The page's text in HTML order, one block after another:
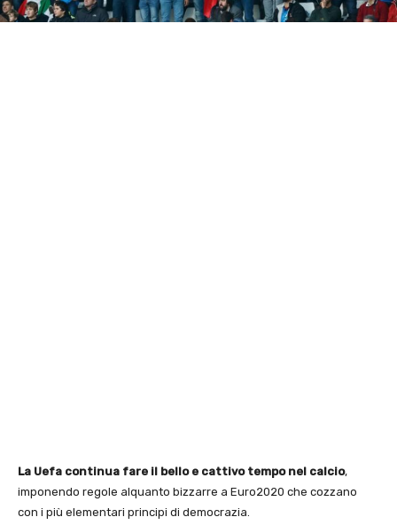
La Uefa continua fare il bello e cattivo tempo nel calcio,
imponendo regole alquanto bizzarre a Euro2020 che cozzano
con i più elementari principi di democrazia.